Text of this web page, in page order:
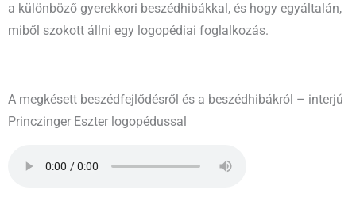
a különböző gyerekkori beszédhibákkal, és hogy egyáltalán,
miből szokott állni egy logopédiai foglalkozás.
A megkésett beszédfejlődésről és a beszédhibákról – interjú
Princzinger Eszter logopédussal